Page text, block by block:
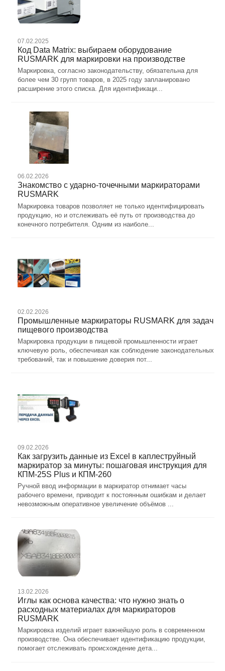
07.02.2025
Код Data Matrix: выбираем оборудование
RUSMARK для маркировки на производстве
Маркировка, согласно законодательству, обязательна для
более чем 30 групп товаров, в 2025 году запланировано
расширение этого списка. Для идентификаци...
06.02.2026
Знакомство с ударно-точечными маркираторами
RUSMARK
Маркировка товаров позволяет не только идентифицировать
продукцию, но и отслеживать её путь от производства до
конечного потребителя. Одним из наиболе...
02.02.2026
Промышленные маркираторы RUSMARK для задач
пищевого производства
Маркировка продукции в пищевой промышленности играет
ключевую роль, обеспечивая как соблюдение законодательных
требований, так и повышение доверия пот...
09.02.2026
Как загрузить данные из Excel в каплеструйный
маркиратор за минуты: пошаговая инструкция для
КПМ-25S Plus и КПМ-260
Ручной ввод информации в маркиратор отнимает часы
рабочего времени, приводит к постоянным ошибкам и делает
невозможным оперативное увеличение объёмов ...
13.02.2026
Иглы как основа качества: что нужно знать о
расходных материалах для маркираторов
RUSMARK
Маркировка изделий играет важнейшую роль в современном
производстве. Она обеспечивает идентификацию продукции,
помогает отслеживать происхождение дета...